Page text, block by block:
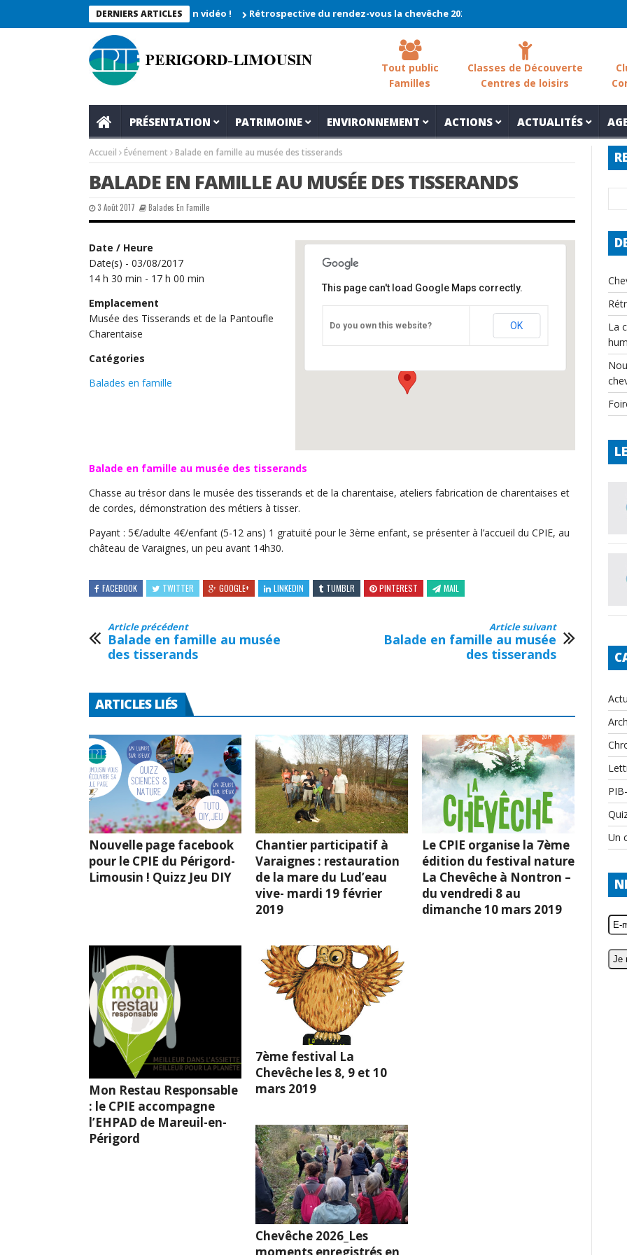
DERNIERS ARTICLES
2026_Les moments enregistrés en vidéo ! Rétrospective du rendez-vous la chevêche 2026 !
Tout public
Familles
Classes de Découverte
Centres de loisirs
PRÉSENTATION PATRIMOINE ENVIRONNEMENT ACTIONS ACTUALITÉS
Accueil Événement Balade en famille au musée des tisserands
BALADE EN FAMILLE AU MUSÉE DES TISSERANDS
3 Août 2017 Balades En Famille
Charentaise
château - varaignes
This page can't load Google Maps correctly.
Do you own this website? OK
Date / Heure
Date(s) - 03/08/2017
14 h 30 min - 17 h 00 min
Emplacement
Musée des Tisserands et de la Pantoufle
Charentaise
Catégories
Balades en famille
Balade en famille au musée des tisserands
Chasse au trésor dans le musée des tisserands et de la charentaise, ateliers fabrication de charentaises et
de cordes, démonstration des métiers à tisser.
Payant : 5€/adulte 4€/enfant (5-12 ans) 1 gratuité pour le 3ème enfant, se présenter à l’accueil du CPIE, au
château de Varaignes, un peu avant 14h30.
FACEBOOK TWITTER GOOGLE+ LINKEDIN TUMBLR PINTEREST MAIL
Article précédent
Balade en famille au musée
des tisserands
Article suivant
Balade en famille au musée
des tisserands
ARTICLES LIÉS
Nouvelle page facebook
pour le CPIE du Périgord-
Limousin ! Quizz Jeu DIY
Chantier participatif à
Varaignes : restauration
de la mare du Lud’eau
vive- mardi 19 février
2019
Le CPIE organise la 7ème
édition du festival nature
La Chevêche à Nontron –
du vendredi 8 au
dimanche 10 mars 2019
Mon Restau Responsable
: le CPIE accompagne
l’EHPAD de Mareuil-en-
Périgord
7ème festival La
Chevêche les 8, 9 et 10
mars 2019
Chevêche 2026_Les
moments enregistrés en
La
Un